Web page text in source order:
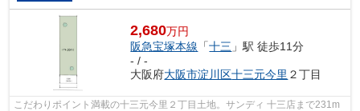
2,680万円
阪急宝塚本線 「十三 」駅 徒歩11分
- / -
大阪府大阪市淀川区十三元今里 ２丁目
こだわりポイント満載の十三元今里２丁目土地。サンディ 十三店まで231m